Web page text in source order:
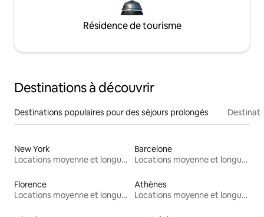
Résidence de tourisme
Destinations à découvrir
Destinations populaires pour des séjours prolongés
New York
Locations moyenne et longue durée
Barcelone
Locations moyenne et longue durée
Florence
Locations moyenne et longue durée
Athènes
Locations moyenne et longue durée